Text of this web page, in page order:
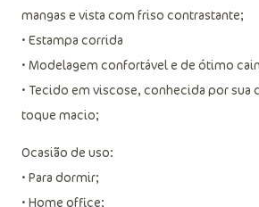
mangas e vista com friso contrastante;
• Estampa corrida
• Modelagem confortável e de ótimo
• Tecido em viscose, conhecida por sua
toque macio;
Ocasião de uso:
• Para dormir;
• Home office;